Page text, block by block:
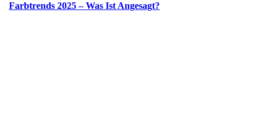
Farbtrends 2025 – Was Ist Angesagt?